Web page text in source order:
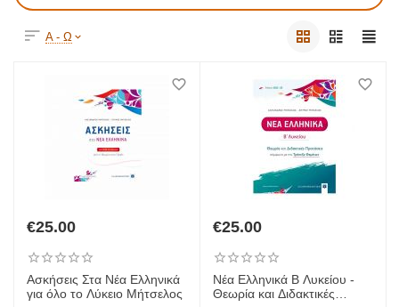
Α - Ω
€25.00
Ασκήσεις Στα Νέα Ελληνικά
για όλο το Λύκειο Μήτσελος
€25.00
Νέα Ελληνικά Β Λυκείου -
Θεωρία και Διδακτικές